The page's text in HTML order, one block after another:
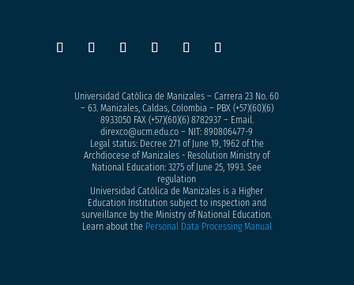
Universidad Católica de Manizales – Carrera 23 No. 60
– 63. Manizales, Caldas, Colombia – PBX (+57)(60)(6)
8933050FAX (+57)(60)(6) 8782937 – Email.
direxco@ucm.edu.co – NIT: 890806477-9
Legal status: Decree 271 of June 19, 1962 of the
Archdiocese of Manizales - Resolution Ministry of
National Education: 3275 of June 25, 1993. See
regulation
Universidad Católica de Manizales is a Higher
Education Institution subject to inspection and
surveillance by the Ministry of National Education.
Learn about the Personal Data Processing Manual